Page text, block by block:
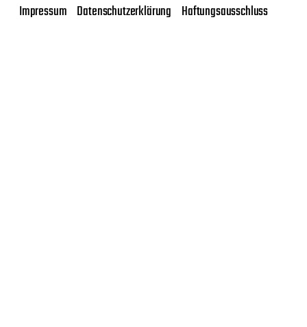
Impressum Datenschutzerklärung Haftungsausschluss